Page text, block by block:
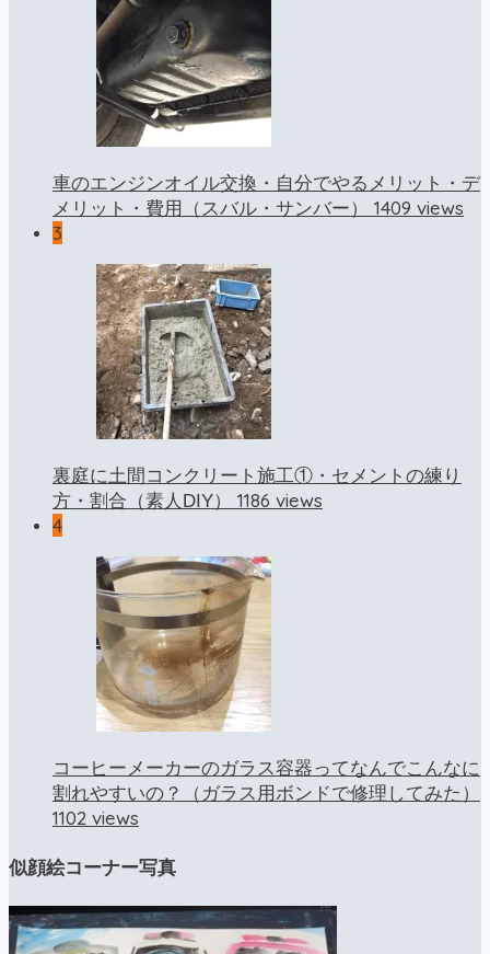
車のエンジンオイル交換・自分でやるメリット・デ
メリット・費用（スバル・サンバー） 1409 views
3
裏庭に土間コンクリート施工①・セメントの練り
方・割合（素人DIY） 1186 views
4
コーヒーメーカーのガラス容器ってなんでこんなに
割れやすいの？（ガラス用ボンドで修理してみた）
1102 views
似顔絵コーナー写真